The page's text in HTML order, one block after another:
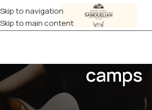
Skip to navigation
Skip to main content
camps
Αρχική σελίδα
Προϊόντα με ετικέτα “camps”
Εμφάνιση του μοναδικού αποτελέσματος